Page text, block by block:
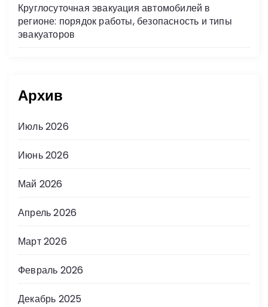
Круглосуточная эвакуация автомобилей в
регионе: порядок работы, безопасность и типы
эвакуаторов
Архив
Июль 2026
Июнь 2026
Май 2026
Апрель 2026
Март 2026
Февраль 2026
Декабрь 2025